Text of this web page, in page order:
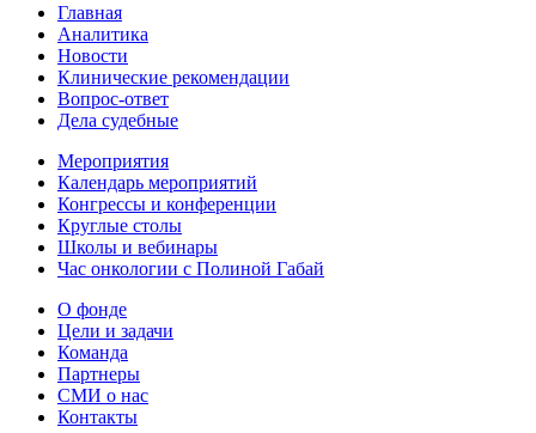
Главная
Аналитика
Новости
Клинические рекомендации
Вопрос-ответ
Дела судебные
Мероприятия
Календарь мероприятий
Конгрессы и конференции
Круглые столы
Школы и вебинары
Час онкологии с Полиной Габай
О фонде
Цели и задачи
Команда
Партнеры
СМИ о нас
Контакты